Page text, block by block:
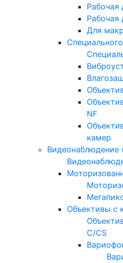
Рабочая
Для
NF
камер
Видеонаблюдение
Объективы с
C/CS